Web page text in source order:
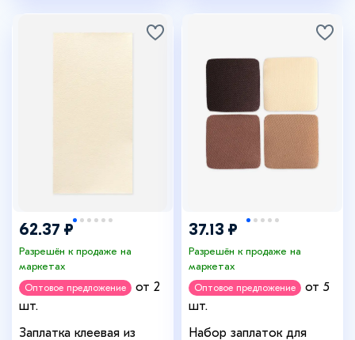
62.37 ₽
Разрешён к продаже на
маркетах
Оптовое предложение
от 2
шт.
Заплатка клеевая из
37.13 ₽
Разрешён к продаже на
маркетах
Оптовое предложение
от 5
шт.
Набор заплаток для